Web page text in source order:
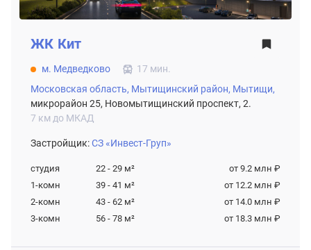
ЖК Кит
м. Медведково
17 мин.
Московская область, Мытищинский район, Мытищи,
микрорайон 25, Новомытищинский проспект, 2.
7 км до МКАД
Застройщик:СЗ «Инвест-Груп»
студия 22 - 29 м²
от 9.2 млн ₽
1-комн
39 - 41 м²
от 12.2 млн ₽
2-комн
43 - 62 м²
от 14.0 млн ₽
3-комн
56 - 78 м² от 18.3 млн ₽